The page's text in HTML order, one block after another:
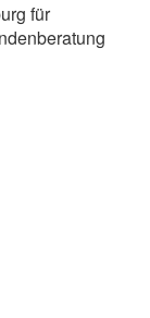
für